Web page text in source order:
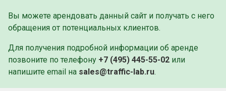
Вы можете арендовать данный сайт и получать с него
обращения от потенциальных клиентов.
Для получения подробной информации об аренде
позвоните по телефону +7 (495) 445-55-02 или
напишите email на sales@traffic-lab.ru.